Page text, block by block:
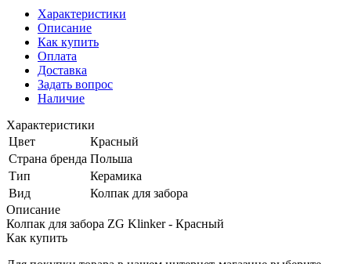
Характеристики
Описание
Как купить
Оплата
Доставка
Задать вопрос
Наличие
Характеристики
Цвет
Красный
Страна бренда Польша
Тип
Керамика
Вид
Колпак для забора
Описание
Колпак для забора ZG Klinker - Красный
Как купить